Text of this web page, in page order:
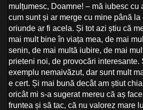
mulțumesc, Doamne! – mă iubesc cu
cum sunt și ar merge cu mine până la
oriunde ar fi acela. Și tot azi știu că
mai mult bine în viața mea, de mai
senin, de mai multă iubire, de mai
prieteni noi, de provocări interesante.
exemplu nemaivăzut, dar sunt mult
e cert. Și mai bună decât am știut
oricât mi s-a sugerat mereu că aș
fruntea și să tac, că nu valorez mare